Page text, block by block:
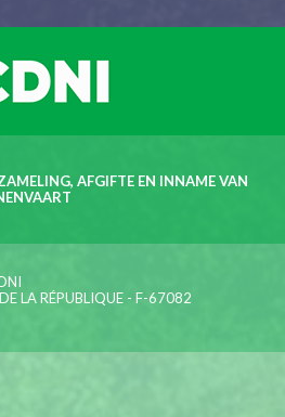
AFGIFTE EN INNAME VAN
LA RÉPUBLIQUE - F-67082